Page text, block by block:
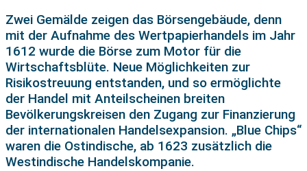
Zwei Gemälde zeigen das Börsengebäude, denn
mit der Aufnahme des Wertpapierhandels im Jahr
1612 wurde die Börse zum Motor für die
Wirtschaftsblüte. Neue Möglichkeiten zur
Risikostreuung entstanden, und so ermöglichte
der Handel mit Anteilscheinen breiten
Bevölkerungskreisen den Zugang zur Finanzierung
der internationalen Handelsexpansion. „Blue Chips“
waren die Ostindische, ab 1623 zusätzlich die
Westindische Handelskompanie.